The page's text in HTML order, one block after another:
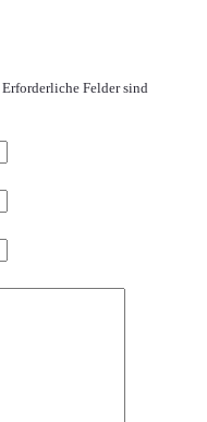
Erforderliche Felder sind